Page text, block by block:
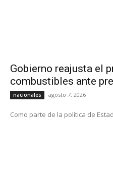
Gobierno reajusta el
combustibles ante
nacionales agosto 7, 2026
Como parte de la política de